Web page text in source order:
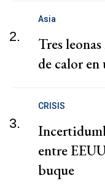
2.
Asia
Tres
de calor
3.
CRISIS
entre
buque